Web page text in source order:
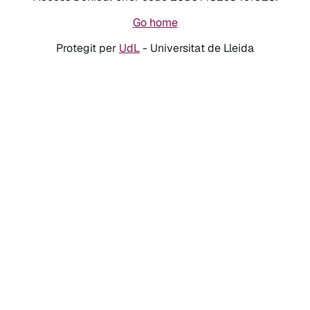
Go home
Protegit per UdL- Universitat de Lleida